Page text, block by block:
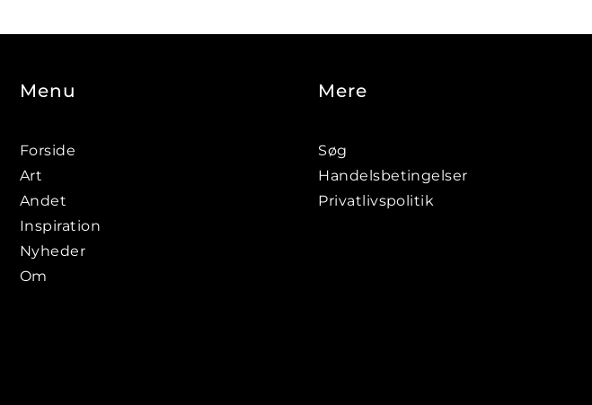
Menu
Forside
Art
Andet
Inspiration
Nyheder
Om
Mere
Søg
Handelsbetingelser
Privatlivspolitik